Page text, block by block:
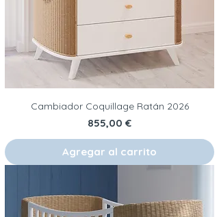
Cambiador Coquillage Ratán 2026
Precio
855,00 €
Agregar al carrito